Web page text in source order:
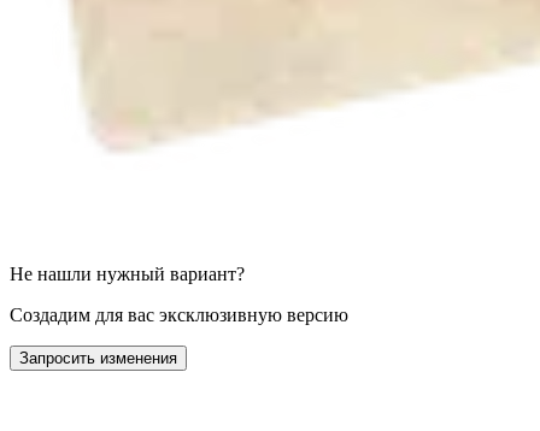
Не нашли нужный вариант?
Создадим для вас эксклюзивную версию
Запросить изменения